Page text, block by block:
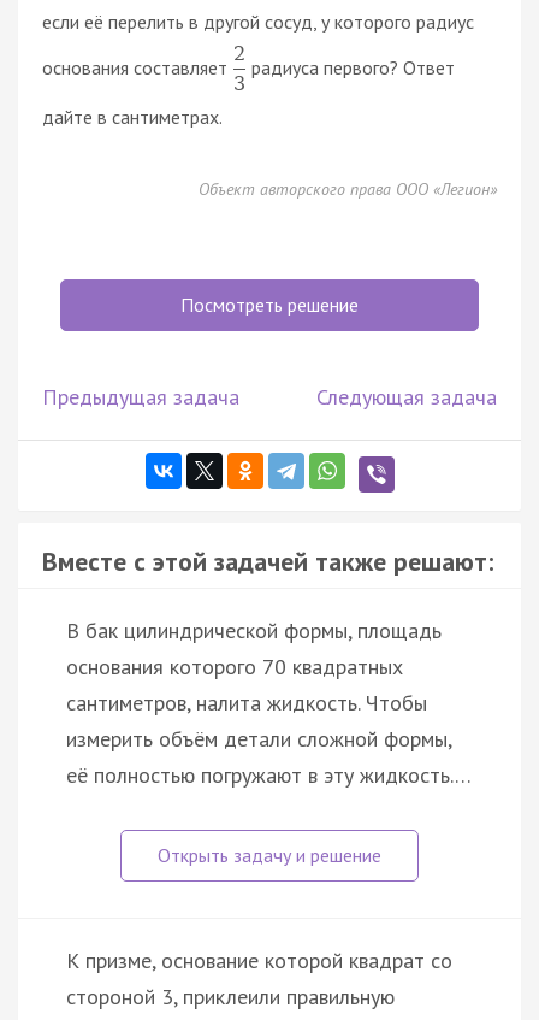
если её перелить в другой сосуд, у которого радиус
основания составляет
2
3
радиуса первого? Ответ
дайте в сантиметрах.
Объект авторского права ООО «Легион»
Посмотреть решение
Предыдущая задача Следующая задача
Вместе с этой задачей также решают:
В бак цилиндрической формы, площадь
основания которого 70 квадратных
сантиметров, налита жидкость. Чтобы
измерить объём детали сложной формы,
её полностью погружают в эту жидкость.…
К призме, основание которой квадрат со
стороной 3, приклеили правильную